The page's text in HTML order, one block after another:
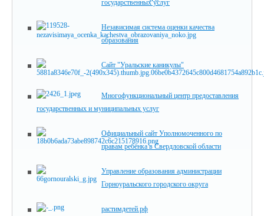
государственных услуг
Независимая система оценки качества
образования
Сайт "Уральские каникулы"
Многофункциональный центр предоставления
государственных и муниципальных услуг
Официальный сайт Уполномоченного по
правам ребёнка в Свердловской области
Управление образования администрации
Горноуральского городского округа
растимдетей.рф